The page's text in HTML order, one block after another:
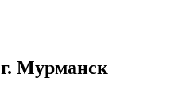
Мурманск